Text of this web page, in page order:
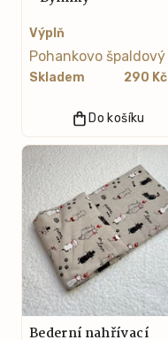
Výplň
Skladem 290 Kč
Do košíku
Bederní nahřívací